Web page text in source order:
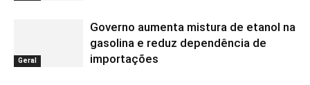
Geral
Governo aumenta mistura de etanol na
gasolina e reduz dependência de
importações